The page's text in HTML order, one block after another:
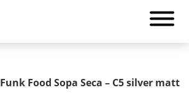
Funk Food Sopa Seca – C5 silver matt